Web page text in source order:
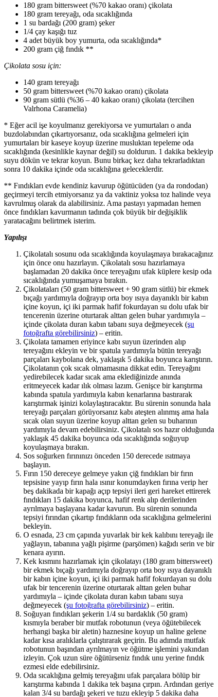
180 gram bittersweet (%70 kakao oranı) çikolata
180 gram tereyağı, oda sıcaklığında
1 su bardağı (200 gram) şeker
1/4 çay kaşığı tuz
4 adet büyük boy yumurta, oda sıcaklığında*
200 gram çiğ fındık **
Çikolata sosu için:
140 gram tereyağı
50 gram bittersweet (%70 kakao oranı) çikolata
90 gram sütlü (%36 – 40 kakao oranı) çikolata (tercihen
Valrhona Caramelia)
* Eğer acil işe koyulmanız gerekiyorsa ve yumurtaları o anda
buzdolabından çıkartıyorsanız, oda sıcaklığına gelmeleri için
yumurtaları bir kaseye koyup üzerine musluktan tepeleme oda
sıcaklığında (kesinlikle kaynar değil) su doldurun. 1 dakika bekleyip
suyu dökün ve tekrar koyun. Bunu birkaç kez daha tekrarladıktan
sonra 10 dakika içinde oda sıcaklığına geleceklerdir.
** Fındıkları evde kendiniz kavurup öğütücüden (ya da rondodan)
geçirmeyi tercih etmiyorsanız ya da vaktiniz yoksa toz halinde veya
kavrulmuş olarak da alabilirsiniz. Ama pastayı yapmadan hemen
önce fındıkları kavurmanın tadında çok büyük bir değişiklik
yaratacağını belirtmek isterim.
Yapılışı
Çikolatalı sosunu oda sıcaklığında koyulaşmaya bırakacağınız
için önce onu hazırlayın. Çikolatalı sosu hazırlamaya
başlamadan 20 dakika önce tereyağını ufak küplere kesip oda
sıcaklığında yumuşamaya bırakın.
Çikolataları (50 gram bittersweet + 90 gram sütlü) bir ekmek
bıçağı yardımıyla doğrayıp orta boy ısıya dayanıklı bir kabın
içine koyun, içi iki parmak hafif fokurdayan su dolu ufak bir
tencerenin üzerine oturtarak alttan gelen buhar yardımıyla –
içinde çikolata duran kabın tabanı suya değmeyecek (şu
fotoğrafta görebilirsiniz) – eritin.
Çikolata tamamen eriyince kabı suyun üzerinden alıp
tereyağını ekleyin ve bir spatula yardımıyla bütün tereyağı
parçaları kaybolana dek, yaklaşık 5 dakika boyunca karıştırın.
Çikolatanın çok sıcak olmamasına dikkat edin. Tereyağını
yedirebilecek kadar sıcak ama eklediğinizde anında
eritmeyecek kadar ılık olması lazım. Genişce bir karıştırma
kabında spatula yardımıyla kabın kenarlarına bastırarak
karıştırmak işinizi kolaylaştıracaktır. Bu sürenin sonunda hala
tereyağı parçaları görüyorsanız kabı ateşten alınmış ama hala
sıcak olan suyun üzerine koyup alttan gelen su buharının
yardımıyla devam edebilirsiniz. Çikolatalı sos hazır olduğunda
yaklaşık 45 dakika boyunca oda sıcaklığında soğuyup
koyulaşmaya bırakın.
Sos soğurken fırınınızı önceden 150 derecede ısıtmaya
başlayın.
Fırın 150 dereceye gelmeye yakın çiğ fındıkları bir fırın
tepsisine yayıp fırın hala ısınır konumdayken fırına verip her
beş dakikada bir kapağı açıp tepsiyi ileri geri hareket ettirerek
fındıkları 15 dakika boyunca, hafif renk alıp derilerinden
ayrılmaya başlayana kadar kavurun. Bu sürenin sonunda
tepsiyi fırından çıkartıp fındıkların oda sıcaklığına gelmelerini
bekleyin.
O esnada, 23 cm çapında yuvarlak bir kek kalıbını tereyağı ile
yağlayın, tabanına yağlı pişirme (parşömen) kağıdı serin ve bir
kenara ayırın.
Kek kısmını hazırlamak için çikolatayı (180 gram bittersweet)
bir ekmek bıçağı yardımıyla doğrayıp orta boy ısıya dayanıklı
bir kabın içine koyun, içi iki parmak hafif fokurdayan su dolu
ufak bir tencerenin üzerine oturtarak alttan gelen buhar
yardımıyla – içinde çikolata duran kabın tabanı suya
değmeyecek (şu fotoğrafta görebilirsiniz) – eritin.
Soğuyan fındıkları şekerin 1/4 su bardaklık (50 gram)
kısmıyla beraber bir mutfak robotunun (veya öğütebilecek
herhangi başka bir aletin) haznesine koyup un haline gelene
kadar kısa aralıklarla çalıştırarak geçirin. Bu adımda mutfak
robotunun başından ayrılmayın ve öğütme işlemini yakından
izleyin. Çok uzun süre öğütürseniz fındık unu yerine fındık
ezmesi elde edebilirsiniz.
Oda sıcaklığına gelmiş tereyağını ufak parçalara bölüp bir
karıştırma kabında 1 dakika tek başına çırpın. Ardından geriye
kalan 3/4 su bardağı şekeri ve tuzu ekleyip 5 dakika daha